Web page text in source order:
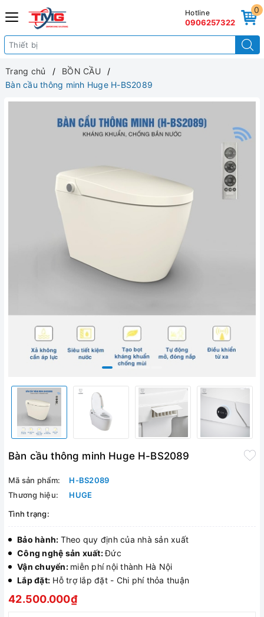
0
Hotline
0906257322
Trang chủ
BỒN CẦU
Bàn cầu thông minh Huge H-BS2089
Bàn cầu thông minh Huge H-BS2089
Mã sản phẩm:
H-BS2089
Thương hiệu:
HUGE
Tình trạng:
Bảo hành: Theo quy định của nhà sản xuất
Công nghệ sản xuất:Đức
Vận chuyển: miễn phí nội thành Hà Nội
Lắp đặt: Hỗ trợ lắp đặt - Chi phí thỏa thuận
42.500.000₫